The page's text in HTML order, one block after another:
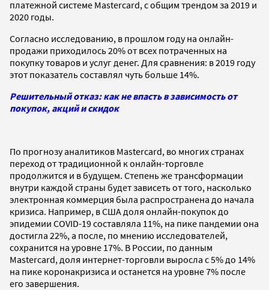
платежной системе Mastercard, с общим трендом за 2019 и
2020 годы.
Согласно исследованию, в прошлом году на онлайн-
продажи приходилось 20% от всех потраченных на
покупку товаров и услуг денег. Для сравнения: в 2019 году
этот показатель составлял чуть больше 14%.
Решительный отказ: как не впасть в зависимость от
покупок, акций и скидок
По прогнозу аналитиков Mastercard, во многих странах
переход от традиционной к онлайн-торговле
продолжится и в будущем. Степень же трансформации
внутри каждой страны будет зависеть от того, насколько
электронная коммерция была распространена до начала
кризиса. Например, в США доля онлайн-покупок до
эпидемии COVID-19 составляла 11%, на пике пандемии она
достигла 22%, а после, по мнению исследователей,
сохранится на уровне 17%. В России, по данным
Mastercard, доля интернет-торговли выросла с 5% до 14%
на пике коронакризиса и останется на уровне 7% после
его завершения.